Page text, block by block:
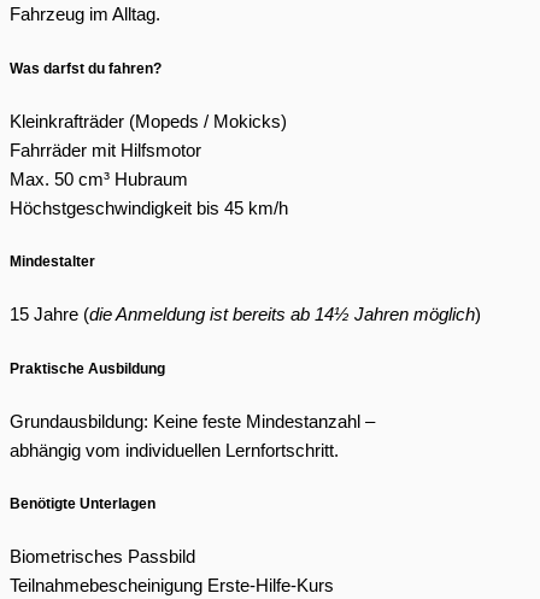
Fahrzeug im Alltag.
Was darfst du fahren?
Kleinkrafträder (Mopeds / Mokicks)
Fahrräder mit Hilfsmotor
Max. 50 cm³ Hubraum
Höchstgeschwindigkeit bis 45 km/h
Mindestalter
15 Jahre (die Anmeldung ist bereits ab 14½ Jahren möglich)
Praktische Ausbildung
Grundausbildung: Keine feste Mindestanzahl –
abhängig vom individuellen Lernfortschritt.
Benötigte Unterlagen
Biometrisches Passbild
Teilnahmebescheinigung Erste-Hilfe-Kurs